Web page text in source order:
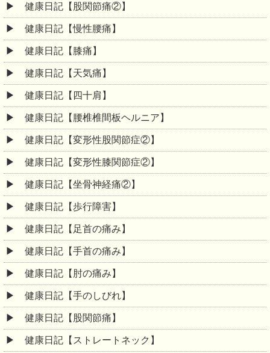
健康日記【股関節痛②】
健康日記【慢性腰痛】
健康日記【膝痛】
健康日記【天気痛】
健康日記【四十肩】
健康日記【腰椎椎間板ヘルニア】
健康日記【変形性股関節症②】
健康日記【変形性膝関節症②】
健康日記【坐骨神経痛②】
健康日記【歩行障害】
健康日記【足首の痛み】
健康日記【手首の痛み】
健康日記【肘の痛み】
健康日記【手のしびれ】
健康日記【股関節痛】
健康日記【ストレートネック】